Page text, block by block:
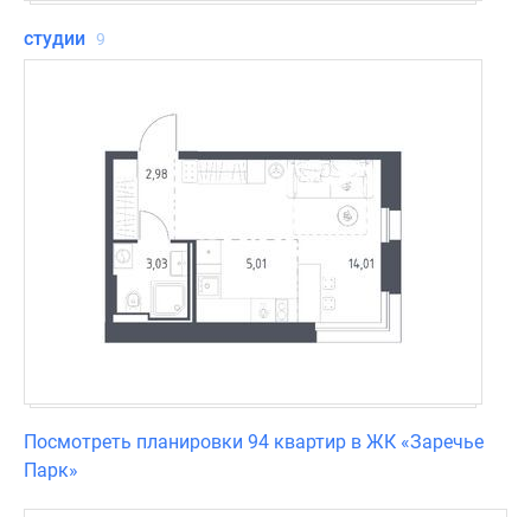
студии 9
Посмотреть планировки 94 квартир в ЖК «Заречье
Парк»